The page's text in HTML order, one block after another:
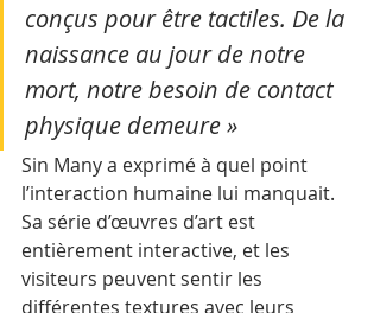
conçus pour être tactiles. De la
naissance au jour de notre
mort, notre besoin de contact
physique demeure »
Sin Many a exprimé à quel point
l’interaction humaine lui manquait.
Sa série d’œuvres d’art est
entièrement interactive, et les
visiteurs peuvent sentir les
différentes textures avec leurs